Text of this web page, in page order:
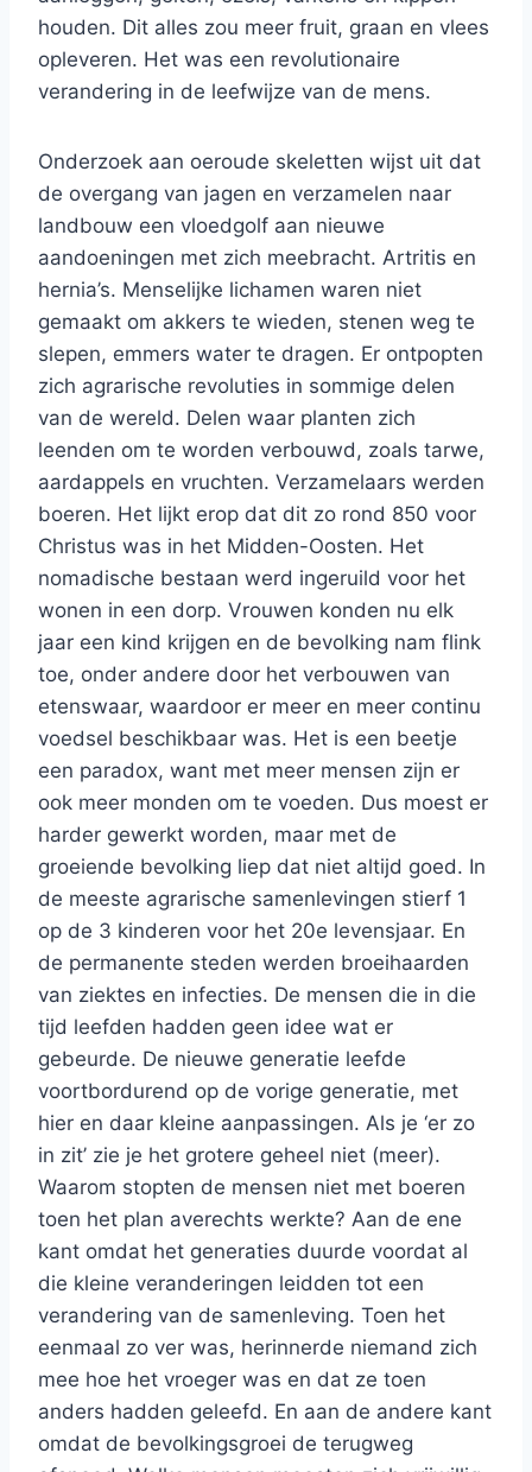
houden. Dit alles zou meer fruit, graan en vlees
opleveren. Het was een revolutionaire
verandering in de leefwijze van de mens.
Onderzoek aan oeroude skeletten wijst uit dat
de overgang van jagen en verzamelen naar
landbouw een vloedgolf aan nieuwe
aandoeningen met zich meebracht. Artritis en
hernia’s. Menselijke lichamen waren niet
gemaakt om akkers te wieden, stenen weg te
slepen, emmers water te dragen. Er ontpopten
zich agrarische revoluties in sommige delen
van de wereld. Delen waar planten zich
leenden om te worden verbouwd, zoals tarwe,
aardappels en vruchten. Verzamelaars werden
boeren. Het lijkt erop dat dit zo rond 850 voor
Christus was in het Midden-Oosten. Het
nomadische bestaan werd ingeruild voor het
wonen in een dorp. Vrouwen konden nu elk
jaar een kind krijgen en de bevolking nam flink
toe, onder andere door het verbouwen van
etenswaar, waardoor er meer en meer continu
voedsel beschikbaar was. Het is een beetje
een paradox, want met meer mensen zijn er
ook meer monden om te voeden. Dus moest er
harder gewerkt worden, maar met de
groeiende bevolking liep dat niet altijd goed. In
de meeste agrarische samenlevingen stierf 1
op de 3 kinderen voor het 20e levensjaar. En
de permanente steden werden broeihaarden
van ziektes en infecties. De mensen die in die
tijd leefden hadden geen idee wat er
gebeurde. De nieuwe generatie leefde
voortbordurend op de vorige generatie, met
hier en daar kleine aanpassingen. Als je ‘er zo
in zit’ zie je het grotere geheel niet (meer).
Waarom stopten de mensen niet met boeren
toen het plan averechts werkte? Aan de ene
kant omdat het generaties duurde voordat al
die kleine veranderingen leidden tot een
verandering van de samenleving. Toen het
eenmaal zo ver was, herinnerde niemand zich
mee hoe het vroeger was en dat ze toen
anders hadden geleefd. En aan de andere kant
omdat de bevolkingsgroei de terugweg